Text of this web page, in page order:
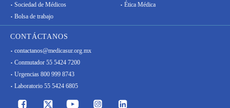
Sociedad de Médicos
Bolsa de trabajo
Ética Médica
CONTÁCTANOS
contactanos@medicasur.org.mx
Conmutador 55 5424 7200
Urgencias 800 999 8743
Laboratorio 55 5424 6805